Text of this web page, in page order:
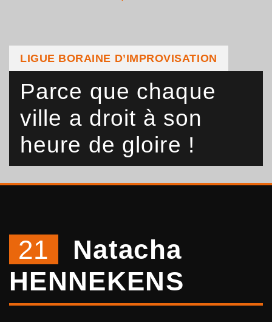
LIGUE BORAINE D’IMPROVISATION
Parce que chaque
ville a droit à son
heure de gloire !
21
Natacha
HENNEKENS